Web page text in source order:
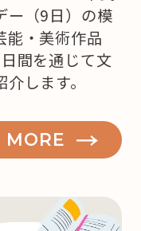
ー（9日）の模
能・美術作品
間を通じて文
します。